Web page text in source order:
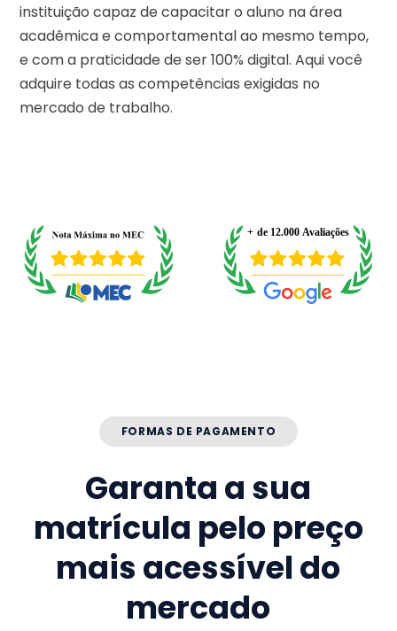
instituição capaz de capacitar o aluno na área
acadêmica e comportamental ao mesmo tempo,
e com a praticidade de ser 100% digital. Aqui você
adquire todas as competências exigidas no
mercado de trabalho.
FORMAS DE PAGAMENTO
Garanta a sua
matrícula pelo preço
mais acessível do
mercado